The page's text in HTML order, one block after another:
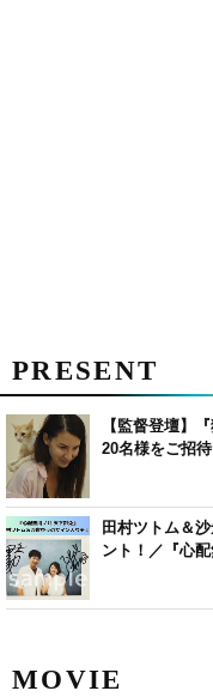
MOVIE
PRESENT
【監督登壇】
20名様をご招待
田村ツトム＆
ント！／『心配